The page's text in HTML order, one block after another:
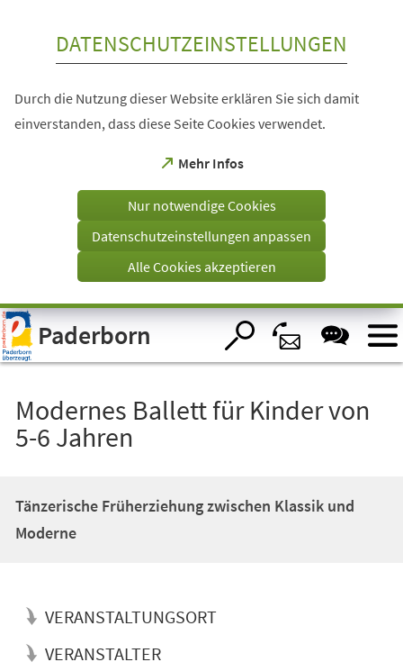
Visuelle
Assistenzsoftware
öffnen.
DATENSCHUTZEINSTELLUNGEN
Durch die Nutzung dieser Website erklären Sie sich damit
einverstanden, dass diese Seite Cookies verwendet.
Mehr Infos
(Öffnet
einem
Tab)
Nur notwendige Cookies
Datenschutzeinstellungen anpassen
Alle Cookies akzeptieren
Paderborn
Modernes Ballett für Kinder von
5-6 Jahren
Tänzerische Früherziehung zwischen Klassik und
Moderne
VERANSTALTUNGSORT
VERANSTALTER